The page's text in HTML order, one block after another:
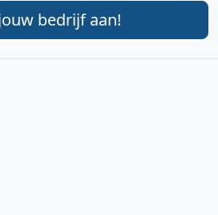
bedrijf aan!